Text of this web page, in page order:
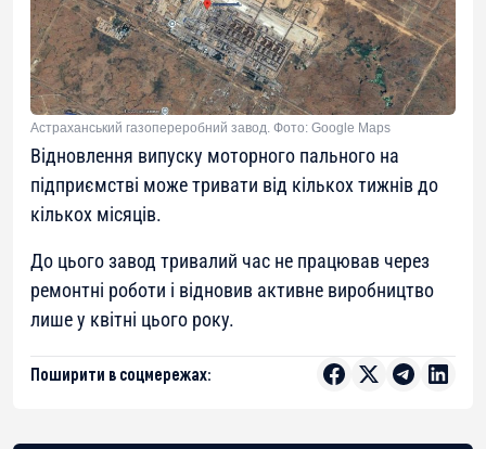
Астраханський газопереробний завод. Фото: Google Maps
Відновлення випуску моторного пального на
підприємстві може тривати від кількох тижнів до
кількох місяців.
До цього завод тривалий час не працював через
ремонтні роботи і відновив активне виробництво
лише у квітні цього року.
Поширити в соцмережах: